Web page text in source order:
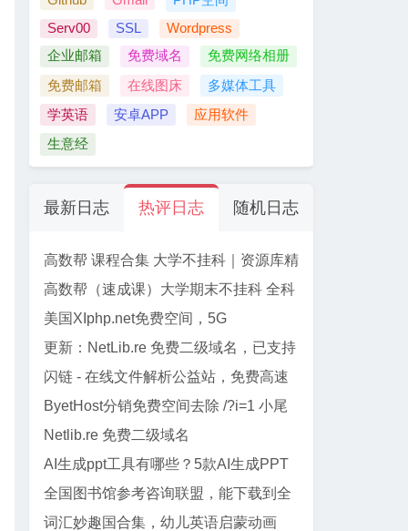
Serv00
SSL
Wordpress
企业邮箱
免费域名 免费网络相册
免费邮箱 在线图床 多媒体工具
学英语 安卓APP 应用软件
生意经
最新日志 热评日志 随机日志
高数帮 课程合集 大学不挂科｜资源库精
选
高数帮（速成课）大学期末不挂科 全科
资源合集 【61门】
美国XIphp.net免费空间，5G
PHP+Mysql, 免费SSL, Cpanel面板
更新：NetLib.re 免费二级域名，已支持
加入CF管理
闪链 - 在线文件解析公益站，免费高速
下载百度网盘文件
ByetHost分销免费空间去除 /?i=1 小尾
巴代码
Netlib.re 免费二级域名
AI生成ppt工具有哪些？5款AI生成PPT
工具盘点
全国图书馆参考咨询联盟，能下载到全
网99%电子书
词汇妙趣国合集，幼儿英语启蒙动画